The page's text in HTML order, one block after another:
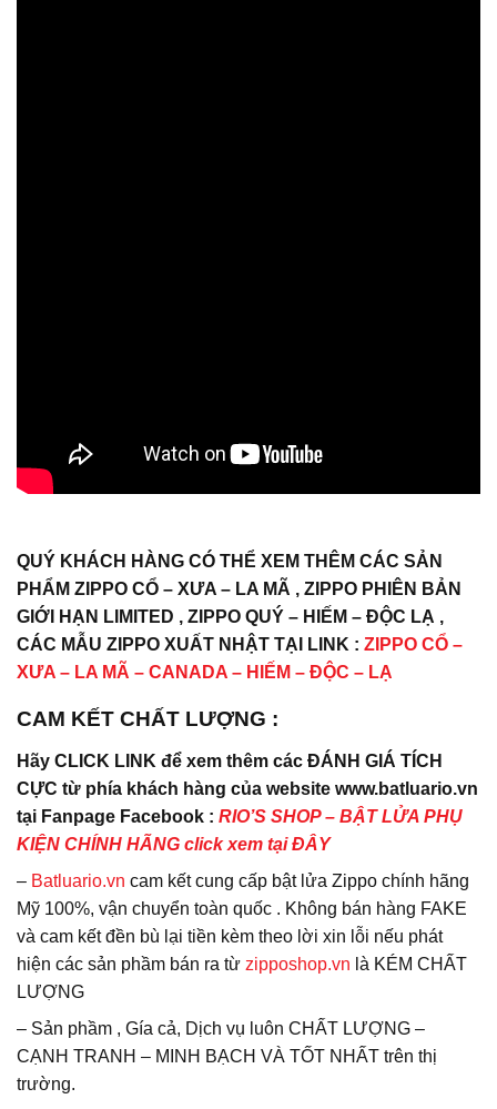
QUÝ KHÁCH HÀNG CÓ THỂ XEM THÊM CÁC SẢN
PHẨM ZIPPO CỔ – XƯA – LA MÃ , ZIPPO PHIÊN BẢN
GIỚI HẠN LIMITED , ZIPPO QUÝ – HIẾM – ĐỘC LẠ ,
CÁC MẪU ZIPPO XUẤT NHẬT TẠI LINK : ZIPPO CỔ –
XƯA – LA MÃ – CANADA – HIẾM – ĐỘC – LẠ
CAM KẾT CHẤT LƯỢNG :
Hãy CLICK LINK để xem thêm các ĐÁNH GIÁ TÍCH
CỰC từ phía khách hàng của website www.batluario.vn
tại Fanpage Facebook : RIO’S SHOP – BẬT LỬA PHỤ
KIỆN CHÍNH HÃNG click xem tại ĐÂY
– Batluario.vn cam kết cung cấp bật lửa Zippo chính hãng
Mỹ 100%, vận chuyển toàn quốc . Không bán hàng FAKE
và cam kết đền bù lại tiền kèm theo lời xin lỗi nếu phát
hiện các sản phầm bán ra từ zipposhop.vn là KÉM CHẤT
LƯỢNG
– Sản phầm , Gía cả, Dịch vụ luôn CHẤT LƯỢNG –
CẠNH TRANH – MINH BẠCH VÀ TỐT NHẤT trên thị
trường.